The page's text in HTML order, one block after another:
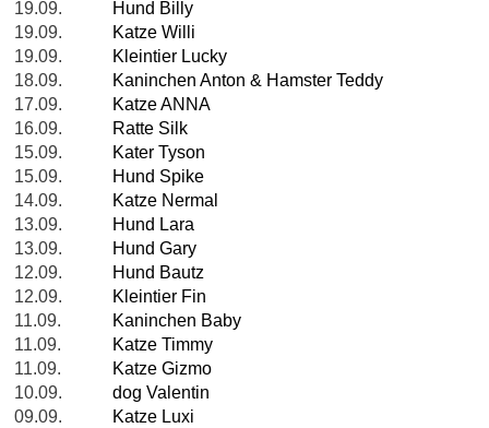
19.09.
Hund Billy
19.09.
Katze Willi
19.09.
Kleintier Lucky
18.09.
Kaninchen Anton & Hamster Teddy
17.09.
Katze ANNA
16.09.
Ratte Silk
15.09.
Kater Tyson
15.09.
Hund Spike
14.09.
Katze Nermal
13.09.
Hund Lara
13.09.
Hund Gary
12.09.
Hund Bautz
12.09.
Kleintier Fin
11.09.
Kaninchen Baby
11.09.
Katze Timmy
11.09.
Katze Gizmo
10.09.
dog Valentin
09.09.
Katze Luxi